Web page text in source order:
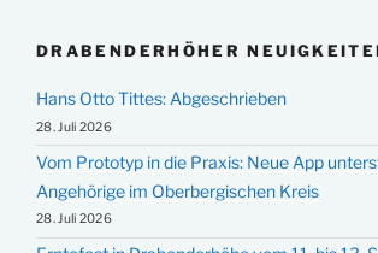
DRABENDERHÖHER
Hans Otto Tittes: Abgeschrieben
28. Juli 2026
Vom Prototyp in die Praxis: Neue App
Angehörige im Oberbergischen Kreis
28. Juli 2026